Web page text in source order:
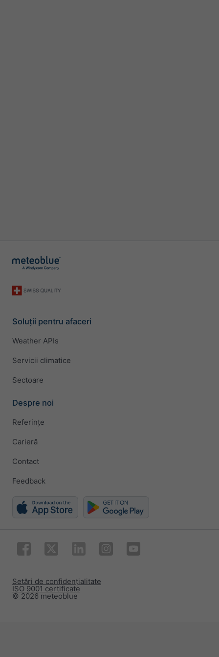
Soluții pentru afaceri
Weather APIs
Servicii climatice
Sectoare
Despre noi
Referințe
Carieră
Contact
Feedback
© 2026 meteoblue
ISO 9001 certificate
Setări de confidențialitate